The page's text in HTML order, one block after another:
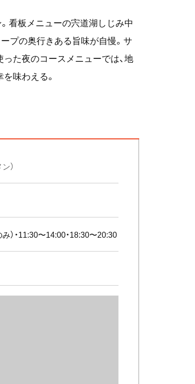
看板メニューの宍道湖しじみ中
プの奥行きある旨味が自慢。サ
た夜のコースメニューでは、地
味わえる。
）
）・11:30〜14:00・18:30〜20:30